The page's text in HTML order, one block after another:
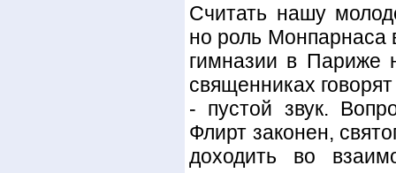
Считать нашу
но роль Монпарнаса
гимназии в Париже
священниках
- пустой звук.
Флирт законен,
доходить во